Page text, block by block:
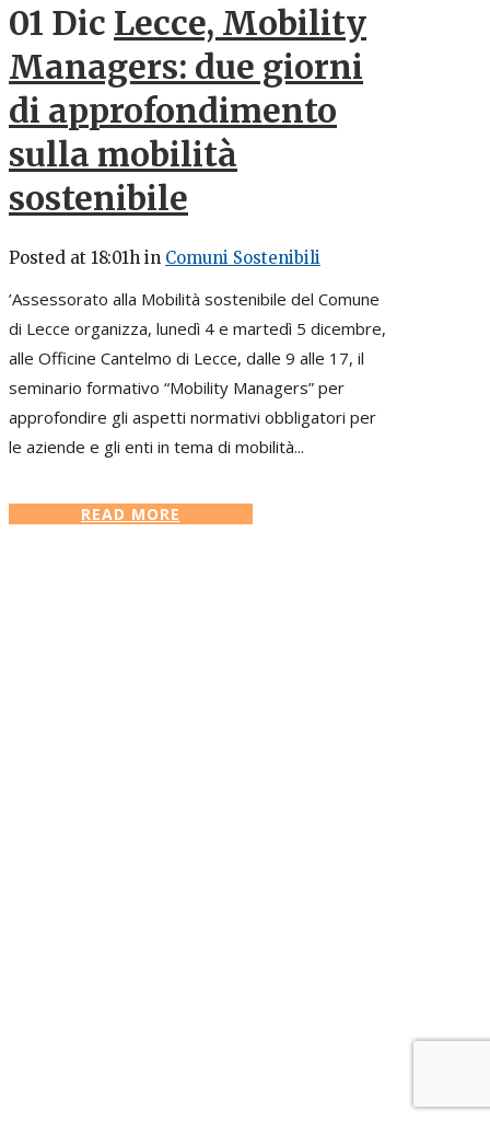
01 Dic Lecce, Mobility
Managers: due giorni
di approfondimento
sulla mobilità
sostenibile
Posted at 18:01h in Comuni Sostenibili
’Assessorato alla Mobilità sostenibile del Comune
di Lecce organizza, lunedì 4 e martedì 5 dicembre,
alle Officine Cantelmo di Lecce, dalle 9 alle 17, il
seminario formativo “Mobility Managers” per
approfondire gli aspetti normativi obbligatori per
le aziende e gli enti in tema di mobilità...
READ MORE